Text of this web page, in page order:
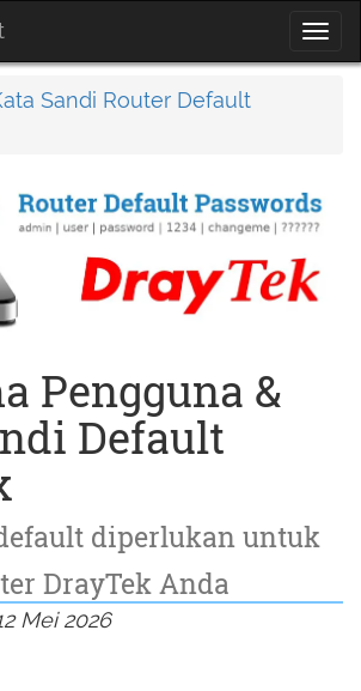
Sandi Router Default
Pengguna &
Default
diperlukan untuk
DrayTek Anda
Mei 2026